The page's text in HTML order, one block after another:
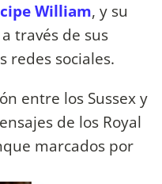
William, y su
a través de sus
redes sociales.
entre los Sussex y
de los Royal
marcados por